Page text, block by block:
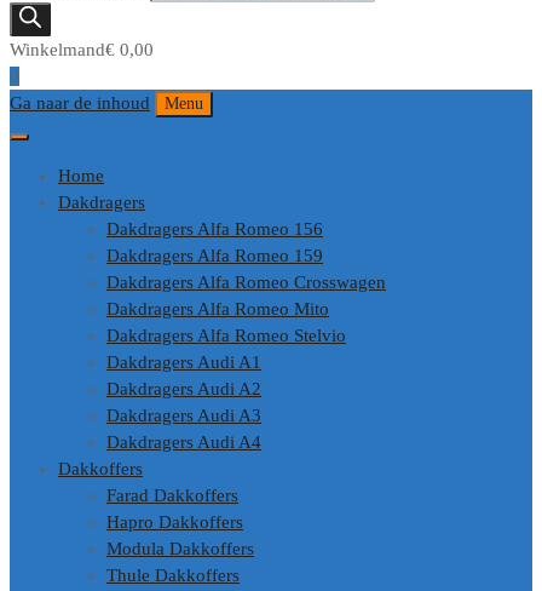
Winkelmand€ 0,00
0
Ga naar de inhoud
Menu
Home
Dakdragers
Dakdragers Alfa Romeo 156
Dakdragers Alfa Romeo 159
Dakdragers Alfa Romeo Crosswagen
Dakdragers Alfa Romeo Mito
Dakdragers Alfa Romeo Stelvio
Dakdragers Audi A1
Dakdragers Audi A2
Dakdragers Audi A3
Dakdragers Audi A4
Dakkoffers
Farad Dakkoffers
Hapro Dakkoffers
Modula Dakkoffers
Thule Dakkoffers